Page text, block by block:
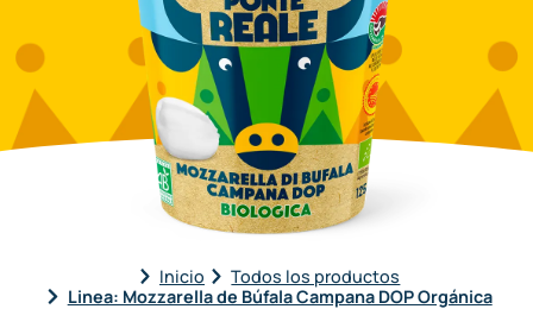
Inicio
Todos los productos
Linea: Mozzarella de Búfala Campana DOP Orgánica
EMPRESA
MÉTODO ORGÁNICO
PROMESA
CONTACTOS
EMPRESA
MÉTODO ORGÁNICO
PROMESA
CONTACTOS
EMPRESA
MÉTODO ORGÁNICO
PROMESA
CONTACTOS
EMPRESA
MÉTODO ORGÁNICO
PROMESA
CONTACTOS